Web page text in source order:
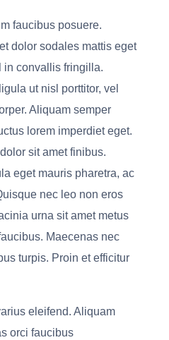
faucibus posuere.
dolor sodales mattis eget
in convallis fringilla.
ut nisl porttitor, vel
Aliquam semper
lorem imperdiet eget.
sit amet finibus.
eget mauris pharetra, ac
nec leo non eros
urna sit amet metus
Maecenas nec
turpis. Proin et efficitur
eleifend. Aliquam
orci faucibus